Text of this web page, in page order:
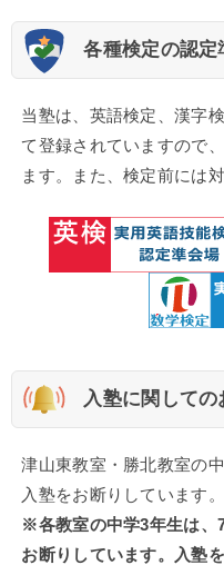
各種検定の認定
当塾は、英語検定、漢字
て登録されていますので
ます。また、検定前には
入塾に関しての
津山東教室・勝北教室の
入塾をお断りしています 。
※各教室の中学3年生は、
お断りしています。入塾